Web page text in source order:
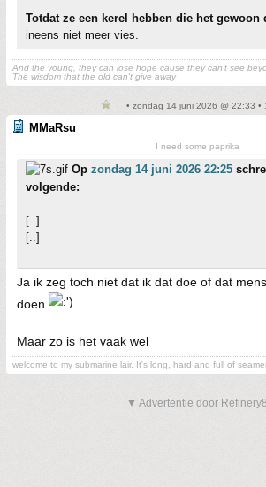
Totdat ze een kerel hebben die het gewoon
ineens niet meer vies.
And the young, they can lose hope cause they can't see
The wisdom that the old can't give away
• zondag 14 juni 2026 @ 22:33 •
MMaRsu
I need some paprika
Op zondag 14 juni 2026 22:25
volgende:
[..]
[..]
Ja ik zeg toch niet dat ik dat doe of dat
doen
Maar zo is het vaak wel
welcome to my submarine lair. It's long, hard and full of
▼ Advertentie door